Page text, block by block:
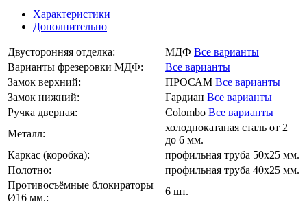
Характеристики
Дополнительно
Двусторонняя отделка: МДФ Все варианты
Варианты фрезеровки МДФ:
Все варианты
Замок верхний:
ПРОСАМ Все варианты
Замок нижний:
Гардиан Все варианты
Ручка дверная:
Colombo Все варианты
Металл:
холоднокатаная сталь от 2
до 6 мм.
Каркас (коробка):
профильная труба 50х25 мм.
Полотно:
профильная труба 40х25 мм.
Противосъёмные блокираторы
Ø16 мм.:
6 шт.